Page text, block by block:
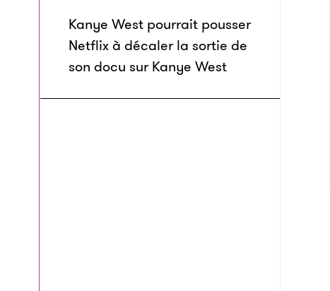
Kanye West pourrait pousser
Netflix à décaler la sortie de
son docu sur Kanye West